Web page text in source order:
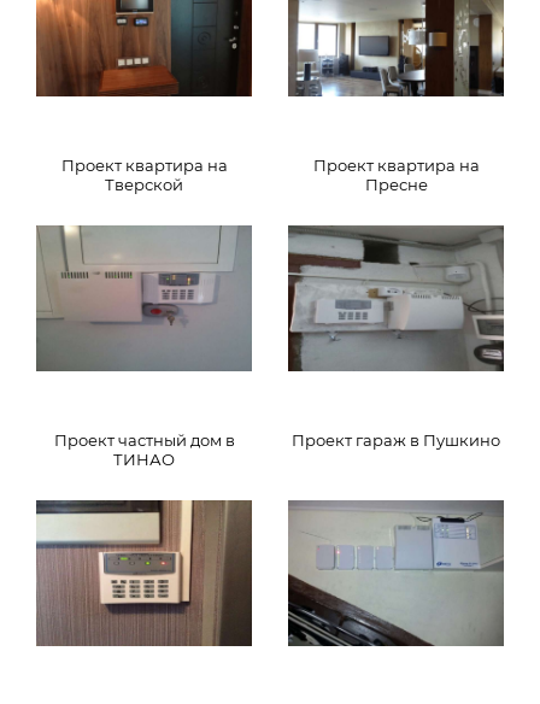
Проект квартира на
Тверской
Проект квартира на
Пресне
Проект частный дом в
ТИНАО
Проект гараж в Пушкино